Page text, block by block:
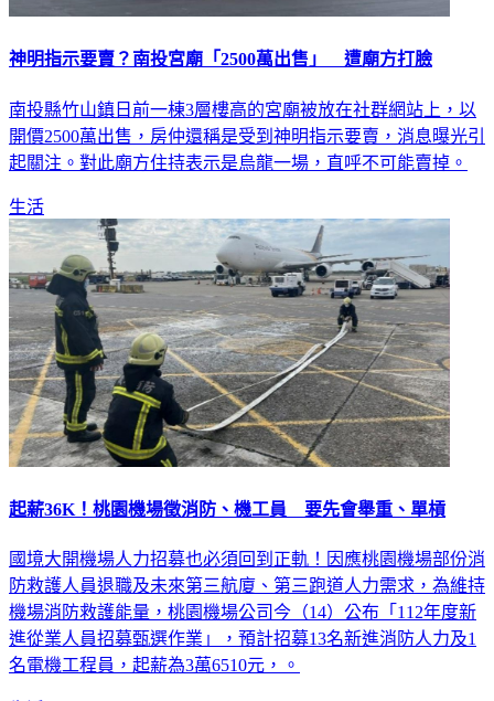
神明指示要賣？南投宮廟「2500萬出售」 遭廟方打臉
南投縣竹山鎮日前一棟3層樓高的宮廟被放在社群網站上，以
開價2500萬出售，房仲還稱是受到神明指示要賣，消息曝光引
起關注。對此廟方住持表示是烏龍一場，直呼不可能賣掉。
生活
起薪36K！桃園機場徵消防、機工員 要先會舉重、單槓
國境大開機場人力招募也必須回到正軌！因應桃園機場部份消
防救護人員退職及未來第三航廈、第三跑道人力需求，為維持
機場消防救護能量，桃園機場公司今（14）公布「112年度新
進從業人員招募甄選作業」，預計招募13名新進消防人力及1
名電機工程員，起薪為3萬6510元，。